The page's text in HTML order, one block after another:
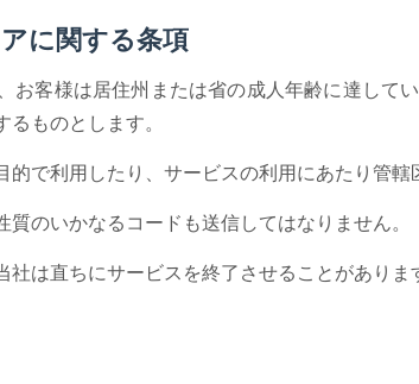
に関する条項
お客様は居住州または省の成人年齢に達し
ものとします。
的で利用したり、サービスの利用にあたり管
のいかなるコードも送信してはなりません。
は直ちにサービスを終了させることがありま